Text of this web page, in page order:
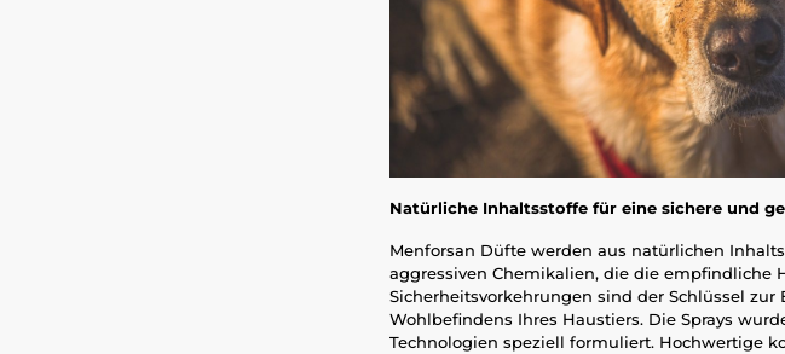
Natürliche Inhaltsstoffe für eine sichere und
Menforsan Düfte werden aus natürlichen
aggressiven Chemikalien, die die empfindliche
Sicherheitsvorkehrungen sind der Schlüssel
Wohlbefindens Ihres Haustiers. Die Sprays
Technologien speziell formuliert. Hochwertige